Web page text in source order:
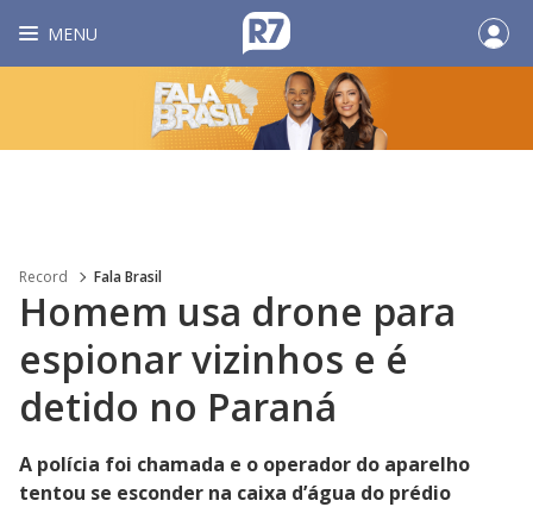
MENU
Record Fala Brasil
Homem usa drone para
espionar vizinhos e é
detido no Paraná
A polícia foi chamada e o operador do aparelho
tentou se esconder na caixa d’água do prédio